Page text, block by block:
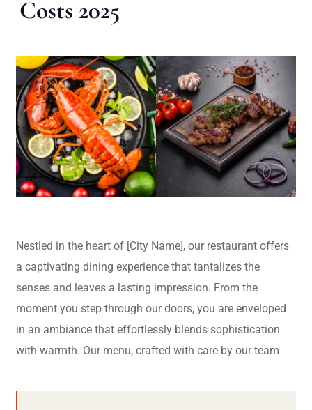
Costs 2025
Nestled in the heart of [City Name], our restaurant offers
a captivating dining experience that tantalizes the
senses and leaves a lasting impression. From the
moment you step through our doors, you are enveloped
in an ambiance that effortlessly blends sophistication
with warmth. Our menu, crafted with care by our team